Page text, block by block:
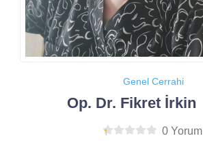
Genel Cerrahi
Op. Dr. Fikret İrkin
0 Yorum